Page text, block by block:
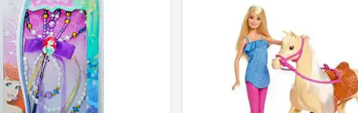
Oyunlar
Arkadaş - Aile Kutu Oyunları
Çocuk Kutu Oyunları
Eğitici Oyunlar
Oyuncak Bebek Setleri
Kozmetik ve Aksesuar
Kozmetik ve Güzellik Setleri